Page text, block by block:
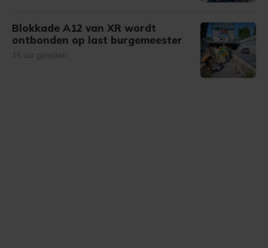
Blokkade A12 van XR wordt
ontbonden op last burgemeester
15 uur geleden